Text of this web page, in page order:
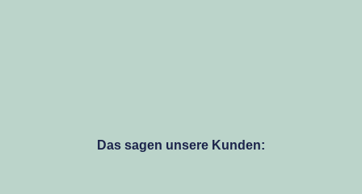
Das sagen unsere Kunden: